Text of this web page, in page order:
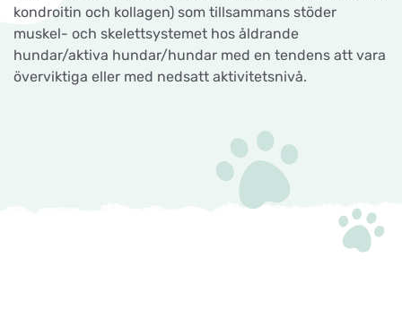
kondroitin och kollagen) som tillsammans stöder
muskel- och skelettsystemet hos åldrande
hundar/aktiva hundar/hundar med en tendens att vara
överviktiga eller med nedsatt aktivitetsnivå.